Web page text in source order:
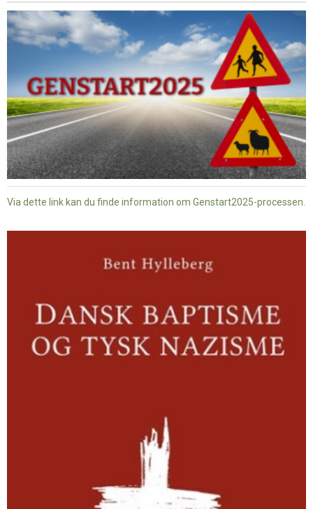
Via dette link kan du finde information om Genstart2025-processen.